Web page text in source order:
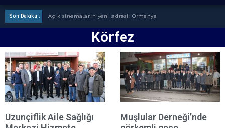
Açık sinemaların yeni adresi: Ormanya
Son Dakika :
Körfez
Uzunçiflik Aile Sağlığı
Muşlular Derneği’nde